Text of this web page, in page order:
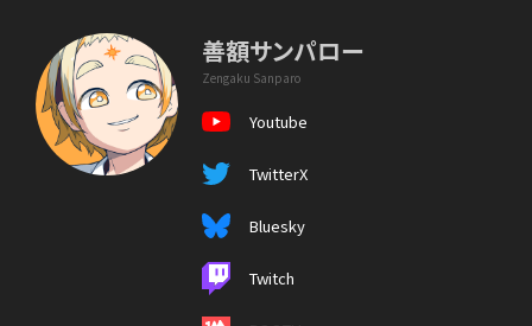
善額サンパロー
Zengaku Sanparo
Youtube
TwitterX
Bluesky
Twitch